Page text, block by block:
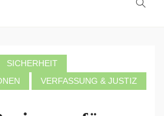
SICHERHEIT
VERFASSUNG & JUSTIZ